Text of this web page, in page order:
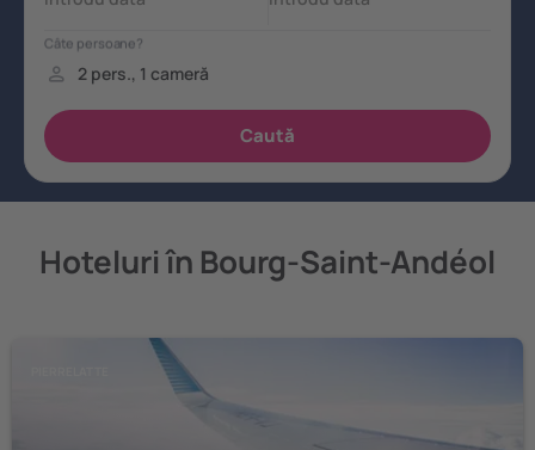
Hoteluri în Bourg-Saint-Andéol